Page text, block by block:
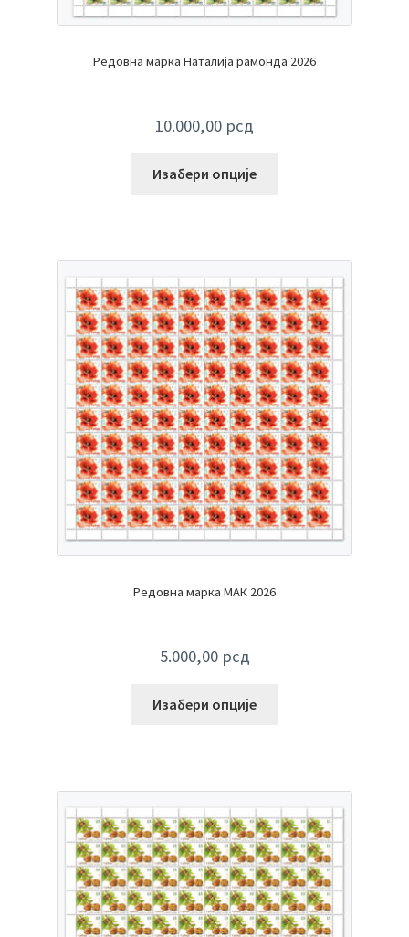
Редовна марка Наталија рамонда 2026
10.000,00 рсд
Изабери опције
Редовна марка МАК 2026
5.000,00 рсд
Изабери опције